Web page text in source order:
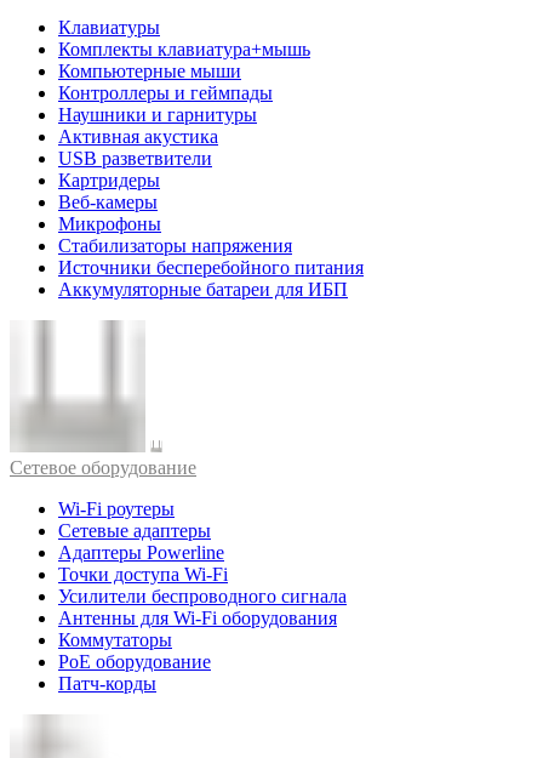
Клавиатуры
Комплекты клавиатура+мышь
Компьютерные мыши
Контроллеры и геймпады
Наушники и гарнитуры
Активная акустика
USB разветвители
Картридеры
Веб-камеры
Микрофоны
Стабилизаторы напряжения
Источники бесперебойного питания
Аккумуляторные батареи для ИБП
Cетевое оборудование
Wi-Fi роутеры
Сетевые адаптеры
Адаптеры Powerline
Точки доступа Wi-Fi
Усилители беспроводного сигнала
Антенны для Wi-Fi оборудования
Коммутаторы
PoE оборудование
Патч-корды